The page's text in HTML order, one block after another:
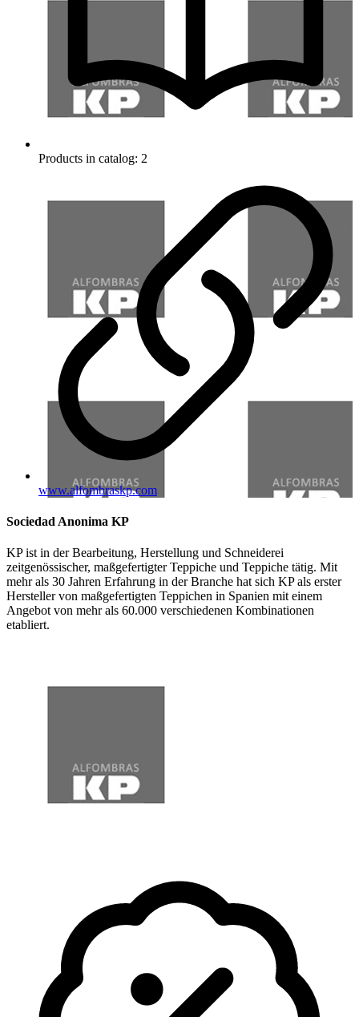
Products in catalog: 2
www.alfombraskp.com
Sociedad Anonima KP
KP ist in der Bearbeitung, Herstellung und Schneiderei
zeitgenössischer, maßgefertigter Teppiche und Teppiche tätig. Mit
mehr als 30 Jahren Erfahrung in der Branche hat sich KP als erster
Hersteller von maßgefertigten Teppichen in Spanien mit einem
Angebot von mehr als 60.000 verschiedenen Kombinationen
etabliert.